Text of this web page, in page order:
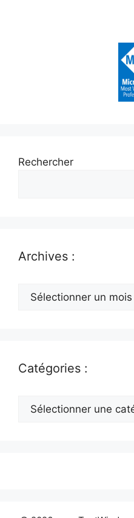
Rechercher
Archives :
Archives
Catégories :
Catégories